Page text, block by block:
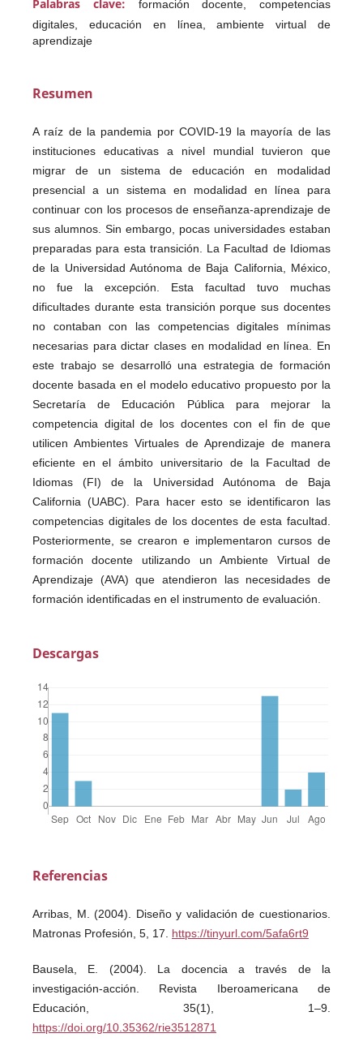
Palabras clave:
formación docente, competencias
digitales, educación en línea, ambiente virtual de
aprendizaje
Resumen
A raíz de la pandemia por COVID-19 la mayoría de las
instituciones educativas a nivel mundial tuvieron que
migrar de un sistema de educación en modalidad
presencial a un sistema en modalidad en línea para
continuar con los procesos de enseñanza-aprendizaje de
sus alumnos. Sin embargo, pocas universidades estaban
preparadas para esta transición. La Facultad de Idiomas
de la Universidad Autónoma de Baja California, México,
no fue la excepción. Esta facultad tuvo muchas
dificultades durante esta transición porque sus docentes
no contaban con las competencias digitales mínimas
necesarias para dictar clases en modalidad en línea. En
este trabajo se desarrolló una estrategia de formación
docente basada en el modelo educativo propuesto por la
Secretaría de Educación Pública para mejorar la
competencia digital de los docentes con el fin de que
utilicen Ambientes Virtuales de Aprendizaje de manera
eficiente en el ámbito universitario de la Facultad de
Idiomas (FI) de la Universidad Autónoma de Baja
California (UABC). Para hacer esto se identificaron las
competencias digitales de los docentes de esta facultad.
Posteriormente, se crearon e implementaron cursos de
formación docente utilizando un Ambiente Virtual de
Aprendizaje (AVA) que atendieron las necesidades de
formación identificadas en el instrumento de evaluación.
Descargas
Referencias
Arribas, M. (2004). Diseño y validación de cuestionarios.
Matronas Profesión, 5, 17. https://tinyurl.com/5afa6rt9
Bausela, E. (2004). La docencia a través de la
investigación-acción. Revista Iberoamericana de
Educación, 35(1), 1–9.
https://doi.org/10.35362/rie3512871